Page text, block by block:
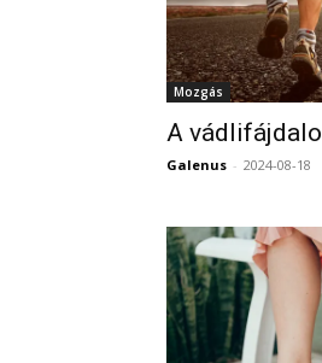
Mozgás
A
Galenus - 2024-08-18